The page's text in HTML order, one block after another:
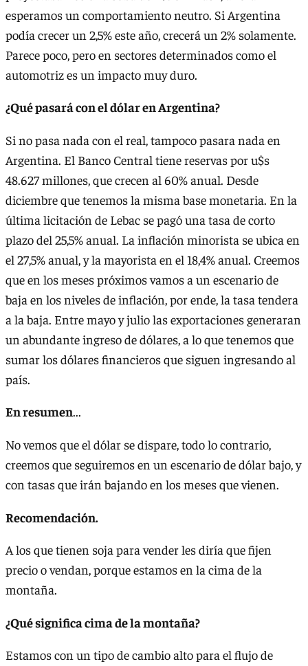
esperamos un comportamiento neutro. Si Argentina
podía crecer un 2,5% este año, crecerá un 2% solamente.
Parece poco, pero en sectores determinados como el
automotriz es un impacto muy duro.
¿Qué pasará con el dólar en Argentina?
Si no pasa nada con el real, tampoco pasara nada en
Argentina. El Banco Central tiene reservas por u$s
48.627 millones, que crecen al 60% anual. Desde
diciembre que tenemos la misma base monetaria. En la
última licitación de Lebac se pagó una tasa de corto
plazo del 25,5% anual. La inflación minorista se ubica en
el 27,5% anual, y la mayorista en el 18,4% anual. Creemos
que en los meses próximos vamos a un escenario de
baja en los niveles de inflación, por ende, la tasa tendera
a la baja. Entre mayo y julio las exportaciones generaran
un abundante ingreso de dólares, a lo que tenemos que
sumar los dólares financieros que siguen ingresando al
país.
En resumen...
No vemos que el dólar se dispare, todo lo contrario,
creemos que seguiremos en un escenario de dólar bajo, y
con tasas que irán bajando en los meses que vienen.
Recomendación.
A los que tienen soja para vender les diría que fijen
precio o vendan, porque estamos en la cima de la
montaña.
¿Qué significa cima de la montaña?
Estamos con un tipo de cambio alto para el flujo de